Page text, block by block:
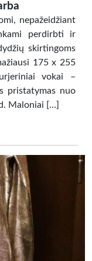
nepažeidžiant
perdirbti ir
skirtingoms
175 x 255
vokai –
pristatymas nuo
Maloniai […]